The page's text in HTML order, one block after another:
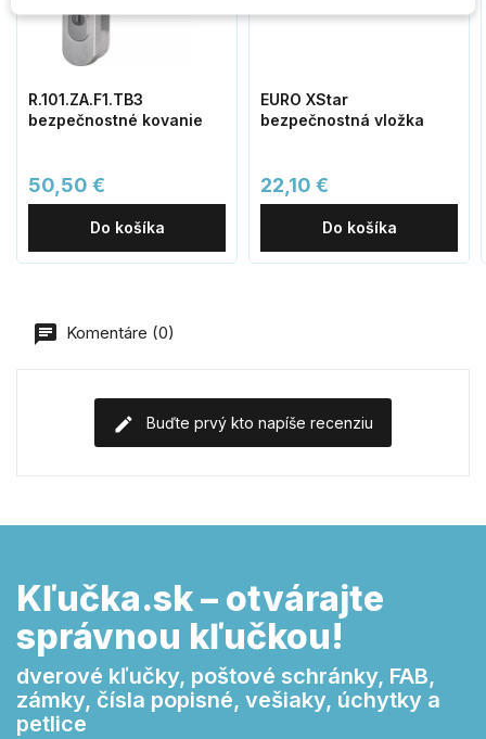
R.101.ZA.F1.TB3
bezpečnostné kovanie
50,50 €
Do košíka
EURO XStar
bezpečnostná vložka
22,10 €
Do košíka
Komentáre (0)
Buďte prvý kto napíše recenziu
Kľučka.sk – otvárajte
správnou kľučkou!
dverové kľučky, poštové schránky, FAB,
zámky, čísla popisné, vešiaky, úchytky a
petlice